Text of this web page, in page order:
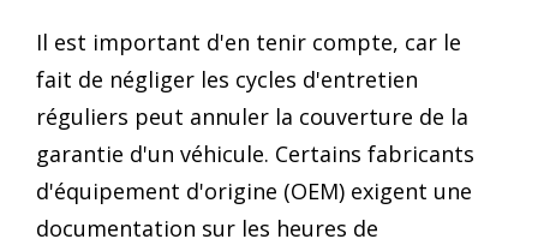
Il est important d'en tenir compte, car le
fait de négliger les cycles d'entretien
réguliers peut annuler la couverture de la
garantie d'un véhicule. Certains fabricants
d'équipement d'origine (OEM) exigent une
documentation sur les heures de